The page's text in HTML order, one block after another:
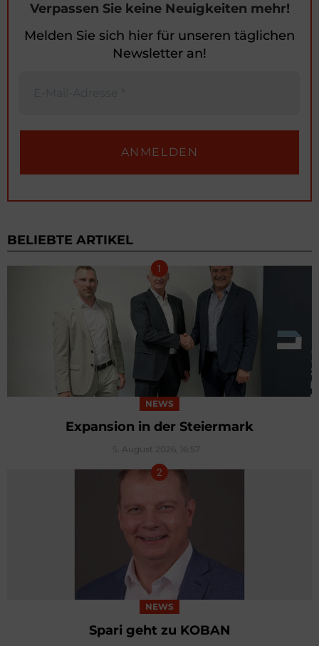
Verpassen Sie keine Neuigkeiten mehr!
Melden Sie sich hier für unseren täglichen
Newsletter an!
BELIEBTE ARTIKEL
NEWS
Expansion in der Steiermark
5. August 2026, 16:57
NEWS
Spari geht zu KOBAN